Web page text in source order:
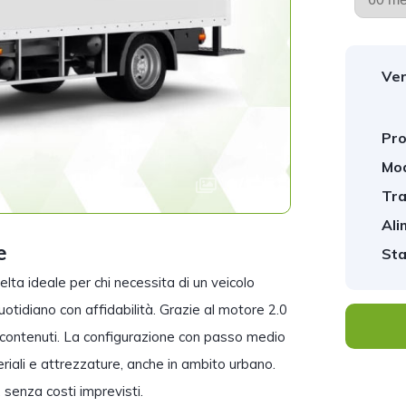
ideale per chi necessita di un veicolo
con affidabilità. Grazie al motore 2.0
La configurazione con passo medio
e attrezzature, anche in ambito urbano.
costi imprevisti.